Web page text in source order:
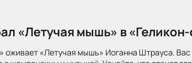
«Летучая мышь» в
оживает «Летучая мышь» Иоганна Штрауса.